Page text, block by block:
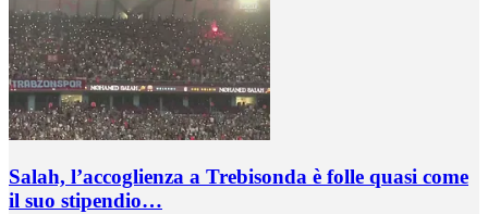
Salah, l’accoglienza a Trebisonda è folle quasi come
il suo stipendio…